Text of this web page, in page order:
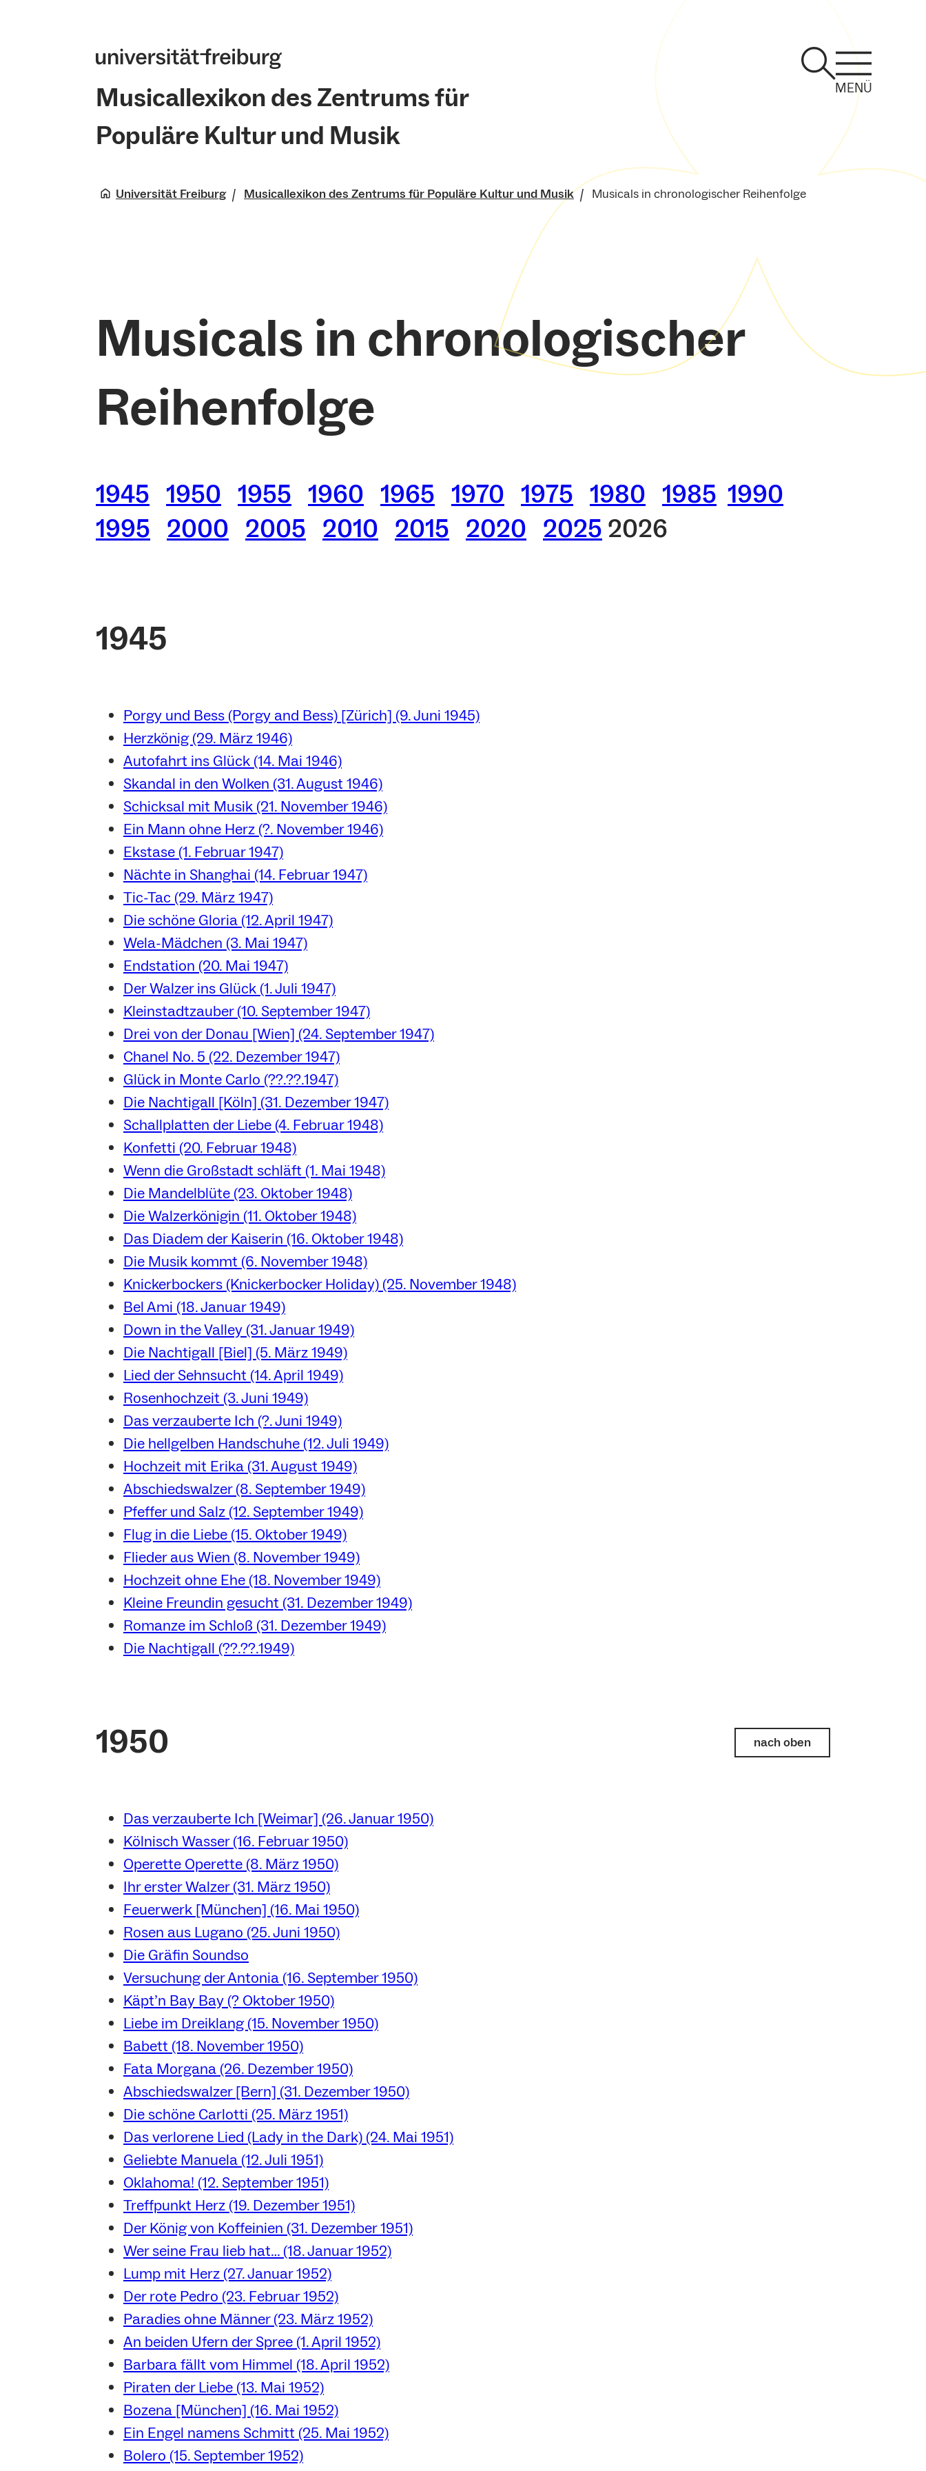
Musicallexikon des Zentrums für
Populäre Kultur und Musik
MENÜ
Universität Freiburg Musicallexikon des Zentrums für Populäre Kultur und Musik Musicals in chronologischer Reihenfolge
Musicals in chronologischer
Reihenfolge
1945 1950 1955 1960 1965 1970 1975 1980 1985 1990
1995 2000 2005 2010 2015 2020 2025 2026
1945
Porgy und Bess (Porgy and Bess) [Zürich] (9. Juni 1945)
Herzkönig (29. März 1946)
Autofahrt ins Glück (14. Mai 1946)
Skandal in den Wolken (31. August 1946)
Schicksal mit Musik (21. November 1946)
Ein Mann ohne Herz (?. November 1946)
Ekstase (1. Februar 1947)
Nächte in Shanghai (14. Februar 1947)
Tic-Tac (29. März 1947)
Die schöne Gloria (12. April 1947)
Wela-Mädchen (3. Mai 1947)
Endstation (20. Mai 1947)
Der Walzer ins Glück (1. Juli 1947)
Kleinstadtzauber (10. September 1947)
Drei von der Donau [Wien] (24. September 1947)
Chanel No. 5 (22. Dezember 1947)
Glück in Monte Carlo (??.??.1947)
Die Nachtigall [Köln] (31. Dezember 1947)
Schallplatten der Liebe (4. Februar 1948)
Konfetti (20. Februar 1948)
Wenn die Großstadt schläft (1. Mai 1948)
Die Mandelblüte (23. Oktober 1948)
Die Walzerkönigin (11. Oktober 1948)
Das Diadem der Kaiserin (16. Oktober 1948)
Die Musik kommt (6. November 1948)
Knickerbockers (Knickerbocker Holiday) (25. November 1948)
Bel Ami (18. Januar 1949)
Down in the Valley (31. Januar 1949)
Die Nachtigall [Biel] (5. März 1949)
Lied der Sehnsucht (14. April 1949)
Rosenhochzeit (3. Juni 1949)
Das verzauberte Ich (?. Juni 1949)
Die hellgelben Handschuhe (12. Juli 1949)
Hochzeit mit Erika (31. August 1949)
Abschiedswalzer (8. September 1949)
Pfeffer und Salz (12. September 1949)
Flug in die Liebe (15. Oktober 1949)
Flieder aus Wien (8. November 1949)
Hochzeit ohne Ehe (18. November 1949)
Kleine Freundin gesucht (31. Dezember 1949)
Romanze im Schloß (31. Dezember 1949)
Die Nachtigall (??.??.1949)
1950 nach oben
Das verzauberte Ich [Weimar] (26. Januar 1950)
Kölnisch Wasser (16. Februar 1950)
Operette Operette (8. März 1950)
Ihr erster Walzer (31. März 1950)
Feuerwerk [München] (16. Mai 1950)
Rosen aus Lugano (25. Juni 1950)
Die Gräfin Soundso
Versuchung der Antonia (16. September 1950)
Käpt’n Bay Bay (? Oktober 1950)
Liebe im Dreiklang (15. November 1950)
Babett (18. November 1950)
Fata Morgana (26. Dezember 1950)
Abschiedswalzer [Bern] (31. Dezember 1950)
Die schöne Carlotti (25. März 1951)
Das verlorene Lied (Lady in the Dark) (24. Mai 1951)
Geliebte Manuela (12. Juli 1951)
Oklahoma! (12. September 1951)
Treffpunkt Herz (19. Dezember 1951)
Der König von Koffeinien (31. Dezember 1951)
Wer seine Frau lieb hat… (18. Januar 1952)
Lump mit Herz (27. Januar 1952)
Der rote Pedro (23. Februar 1952)
Paradies ohne Männer (23. März 1952)
An beiden Ufern der Spree (1. April 1952)
Barbara fällt vom Himmel (18. April 1952)
Piraten der Liebe (13. Mai 1952)
Bozena [München] (16. Mai 1952)
Ein Engel namens Schmitt (25. Mai 1952)
Bolero (15. September 1952)